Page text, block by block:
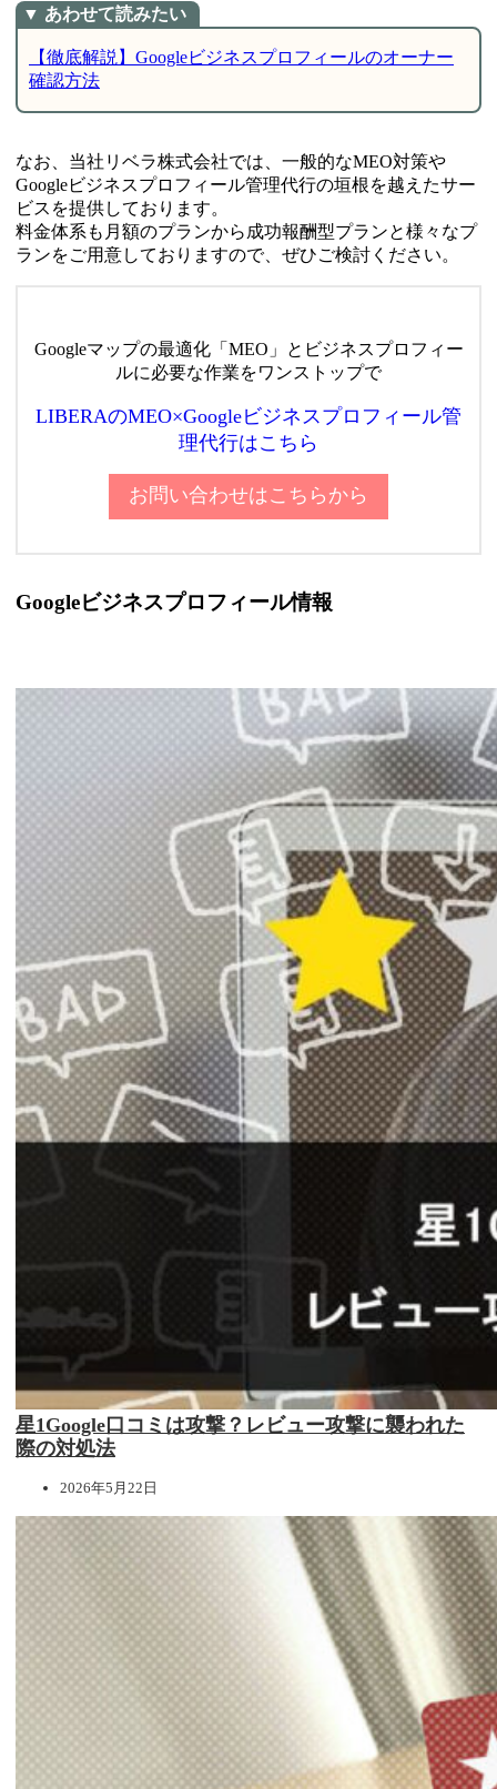
【徹底解説】Googleビジネスプロフィールのオーナー
確認方法
なお、当社リベラ株式会社では、一般的なMEO対策や
Googleビジネスプロフィール管理代行の垣根を越えたサー
ビスを提供しております。
料金体系も月額のプランから成功報酬型プランと様々なプ
ランをご用意しておりますので、ぜひご検討ください。
Googleマップの最適化「MEO」とビジネスプロフィー
ルに必要な作業をワンストップで
LIBERAのMEO×Googleビジネスプロフィール管
理代行はこちら
お問い合わせはこちらから
Googleビジネスプロフィール情報
星1Google口コミは攻撃？レビュー攻撃に襲われた
際の対処法
2026年5月22日